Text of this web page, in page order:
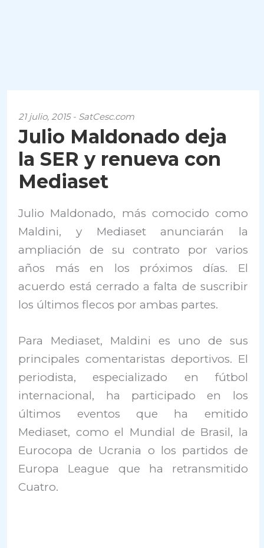
21 julio, 2015 - SatCesc.com
Julio Maldonado deja
la SER y renueva con
Mediaset
Julio Maldonado, más comocido como
Maldini, y Mediaset anunciarán la
ampliación de su contrato por varios
años más en los próximos días. El
acuerdo está cerrado a falta de suscribir
los últimos flecos por ambas partes.
Para Mediaset, Maldini es uno de sus
principales comentaristas deportivos. El
periodista, especializado en fútbol
internacional, ha participado en los
últimos eventos que ha emitido
Mediaset, como el Mundial de Brasil, la
Eurocopa de Ucrania o los partidos de
Europa League que ha retransmitido
Cuatro.